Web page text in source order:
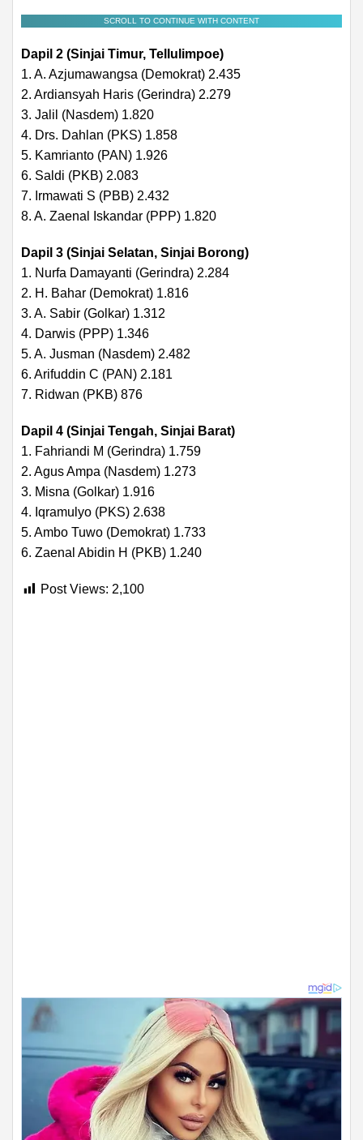
SCROLL TO CONTINUE WITH CONTENT
Dapil 2 (Sinjai Timur, Tellulimpoe)
1. A. Azjumawangsa (Demokrat) 2.435
2. Ardiansyah Haris (Gerindra) 2.279
3. Jalil (Nasdem) 1.820
4. Drs. Dahlan (PKS) 1.858
5. Kamrianto (PAN) 1.926
6. Saldi (PKB) 2.083
7. Irmawati S (PBB) 2.432
8. A. Zaenal Iskandar (PPP) 1.820
Dapil 3 (Sinjai Selatan, Sinjai Borong)
1. Nurfa Damayanti (Gerindra) 2.284
2. H. Bahar (Demokrat) 1.816
3. A. Sabir (Golkar) 1.312
4. Darwis (PPP) 1.346
5. A. Jusman (Nasdem) 2.482
6. Arifuddin C (PAN) 2.181
7. Ridwan (PKB) 876
Dapil 4 (Sinjai Tengah, Sinjai Barat)
1. Fahriandi M (Gerindra) 1.759
2. Agus Ampa (Nasdem) 1.273
3. Misna (Golkar) 1.916
4. Iqramulyo (PKS) 2.638
5. Ambo Tuwo (Demokrat) 1.733
6. Zaenal Abidin H (PKB) 1.240
Post Views: 2,100